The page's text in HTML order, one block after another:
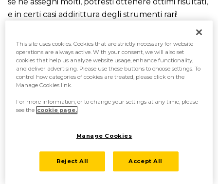
e in certi casi addirittura degli strumenti rari!
This site uses cookies. Cookies that are strictly necessary for website
operations are always active. With your consent, we will also set
cookies that help us analyze website usage, enhance functionality,
and deliver advertising. Please use these buttons to choose settings. To
control how categories of cookies are treated, please click on the
Manage Cookies link.
For more information, or to change your settings at any time, please
see the cookie page.
Manage Cookies
Reject All Accept All